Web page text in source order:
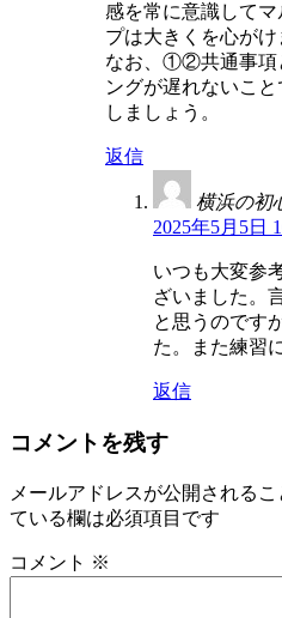
感を常に意識して
プは大きくを心がけ
なお、①②共通事項
ングが遅れないこ
しましょう。
返信
横浜の初
2025年5月5日
いつも大変参
ざいました。
と思うのです
た。また練習
返信
コメントを残す
メールアドレスが公開されるこ
ている欄は必須項目です
コメント ※